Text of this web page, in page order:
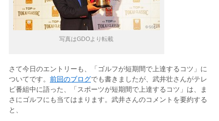
写真はGDOより転載
さて今日のエントリーも、「ゴルフが短期間で上達するコツ」に
ついてです。 前回のブログでも書きましたが、武井壮さんがテレ
ビ番組中に語った、「スポーツが短期間で上達するコツ」は、ま
さにゴルフにも当てはまります。武井さんのコメントを要約する
と、